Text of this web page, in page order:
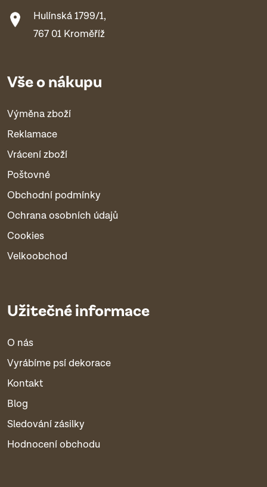
Hulínská 1799/1,
767 01 Kroměříž
Vše o nákupu
Výměna zboží
Reklamace
Vrácení zboží
Poštovné
Obchodní podmínky
Ochrana osobních údajů
Cookies
Velkoobchod
Užitečné informace
O nás
Vyrábíme psí dekorace
Kontakt
Blog
Sledování zásilky
Hodnocení obchodu